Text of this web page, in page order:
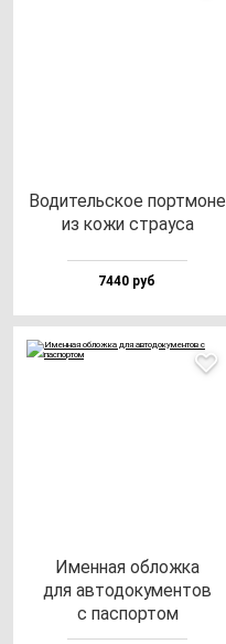
Води­тель­ское пор­тмо­не
из ко­жи стра­уса
7440 руб
Имен­ная об­лож­ка
для ав­то­до­ку­мен­тов
с пас­пор­том